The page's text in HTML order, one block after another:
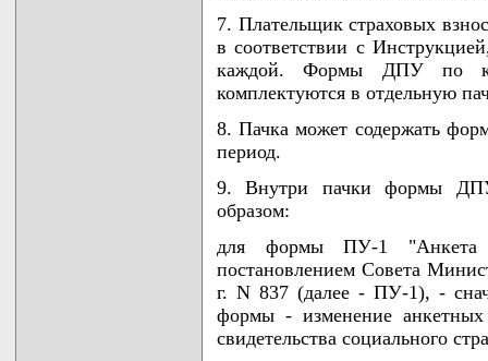
7. Плательщик страховых
в соответствии с
каждой. Формы ДПУ по
комплектуются в отдельную
8. Пачка может содержать
период.
9. Внутри пачки формы
образом:
для формы ПУ-1 "Анкета
постановлением Совета
г. N 837 (далее - ПУ-1), -
формы - изменение
свидетельства социального